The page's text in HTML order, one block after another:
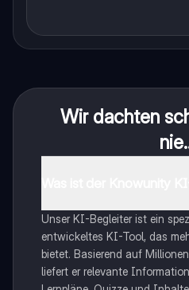
Wir dachten
Unser KI-Begleiter ist ein
entwickeltes KI-Tool, das
bietet. Basierend auf
liefert er relevante